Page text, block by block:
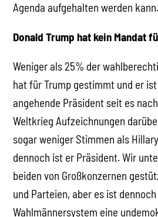
Agenda aufgehalten werden kann.
Donald Trump hat kein Mandat
Weniger als 25% der
hat für Trump gestimmt und er
angehende Präsident seit es
Weltkrieg Aufzeichnungen
sogar weniger Stimmen als
dennoch ist er Präsident. Wir
beiden von Großkonzernen
und Parteien, aber es ist
Wahlmännersystem eine